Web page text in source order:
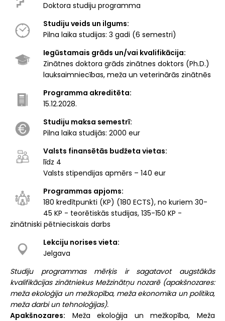
Doktora studiju programma
Studiju veids un ilgums:
Pilna laika studijas: 3 gadi (6 semestri)
Iegūstamais grāds un/vai kvalifikācija:
Zinātnes doktora grāds zinātnes doktors (Ph.D.)
lauksaimniecības, meža un veterinārās zinātnēs
Programma akreditēta:
15.12.2028.
Studiju maksa semestrī:
Pilna laika studijās: 2000 eur
Valsts finansētās budžeta vietas:
līdz 4
Valsts stipendijas apmērs – 140 eur
Programmas apjoms:
180 kredītpunkti (KP) (180 ECTS), no kuriem 30-
45 KP - teorētiskās studijas, 135-150 KP -
zinātniski pētnieciskais darbs
Lekciju norises vieta:
Jelgava
Studiju programmas mērķis ir sagatavot augstākās
kvalifikācijas zinātniekus Mežzinātņu nozarē (apakšnozares:
meža ekoloģija un mežkopība, meža ekonomika un politika,
meža darbi un tehnoloģijas).
Apakšnozares: Meža ekoloģija un mežkopība, Meža